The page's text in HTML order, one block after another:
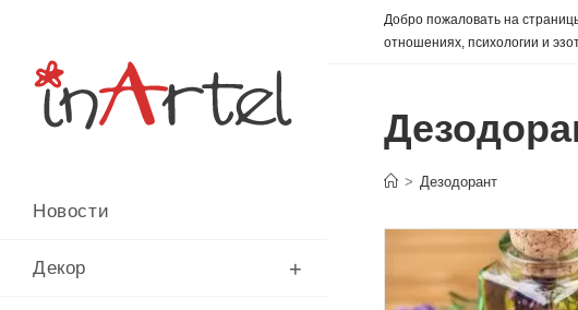
ПерейтиДобро пожаловать на
отношениях, психологии и
Новости
Декор
> Дезодорант